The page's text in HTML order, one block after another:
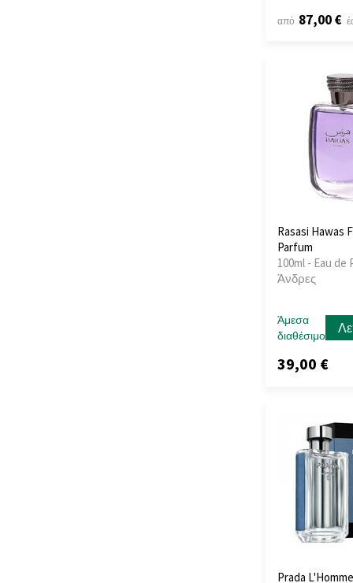
από 87,00 €
Rasasi Hawas
Parfum
100ml - Eau de
Άνδρες
Άμεσα
διαθέσιμο
39,00 €
Prada